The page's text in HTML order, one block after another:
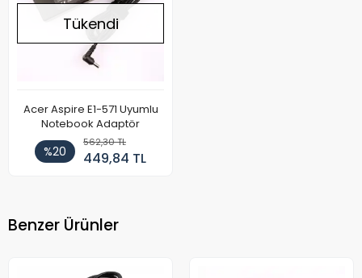
Tükendi
Acer Aspire E1-571 Uyumlu
Notebook Adaptör
%20
562,30 TL
449,84 TL
Benzer Ürünler